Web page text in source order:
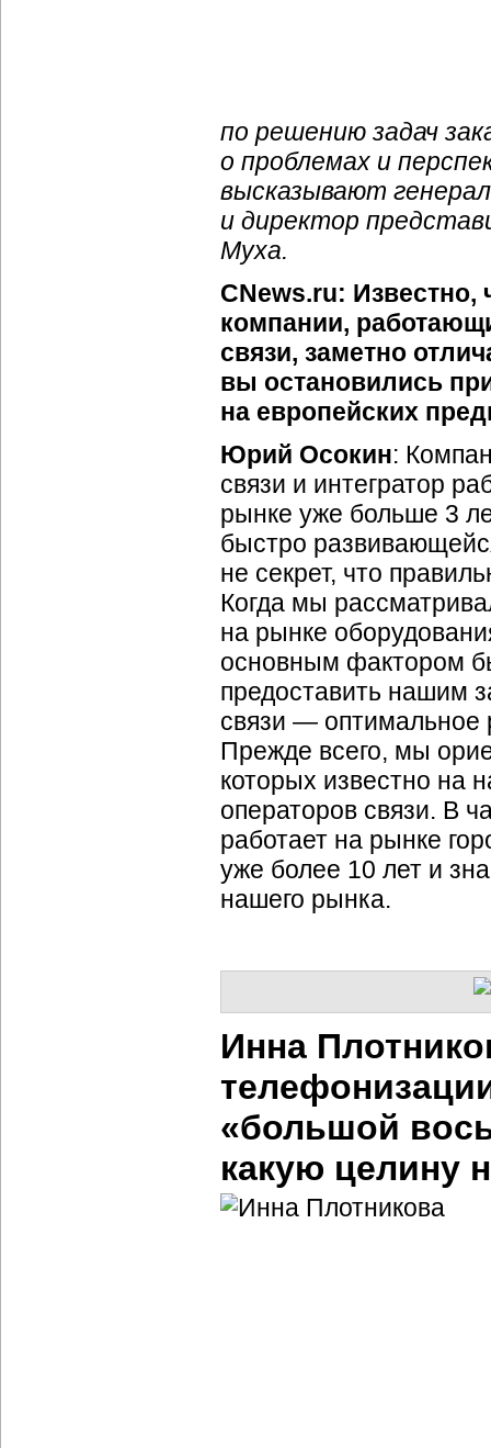
по решению задач
о проблемах и
высказывают
и директор
Муха.
CNews.ru: Известно,
компании,
связи, заметно
вы остановились
на европейских
Юрий Осокин:
связи и интегратор
рынке уже больше 3
быстро
не секрет, что
Когда мы
на рынке
основным фактором
предоставить нашим
связи — оптимальное
Прежде всего, мы
которых известно на
операторов связи. В
работает на рынке
уже более 10 лет и
нашего рынка.
Инна
«большой
какую целину